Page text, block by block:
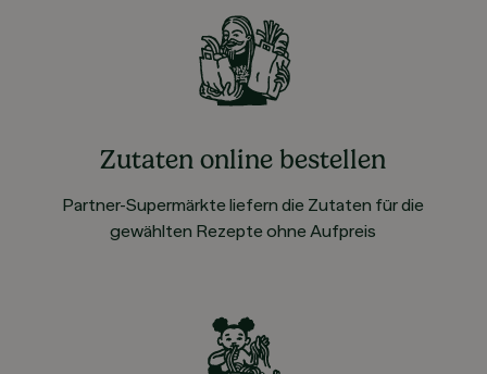
Zutaten online bestellen
Partner-Supermärkte liefern die Zutaten für die
gewählten Rezepte ohne Aufpreis